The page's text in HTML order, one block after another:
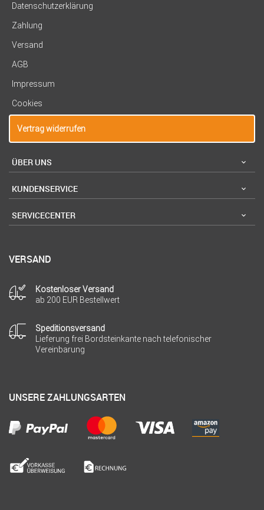
Datenschutzerklärung
Zahlung
Versand
AGB
Impressum
Cookies
Vertrag widerrufen
ÜBER UNS
KUNDENSERVICE
SERVICECENTER
VERSAND
Kostenloser Versand
ab 200 EUR Bestellwert
Speditionsversand
Lieferung frei Bordsteinkante nach telefonischer
Vereinbarung
UNSERE ZAHLUNGSARTEN